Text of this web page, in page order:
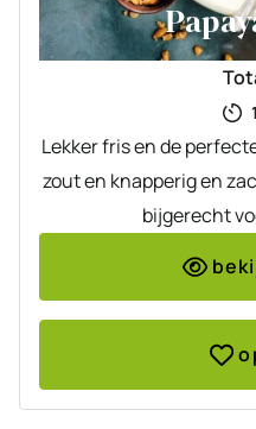
Lekker fris en de
zout en knapperig en
bijgerecht